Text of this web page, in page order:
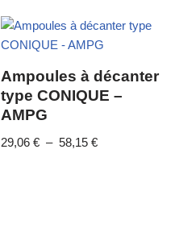
Ampoules à décanter
type CONIQUE –
AMPG
29,06€ – 58,15€